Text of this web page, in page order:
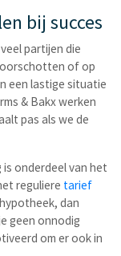
bij succes
partijen die
of op
een lastige situatie
& Bakx werken
pas als we de
is onderdeel van het
reguliere tarief
dan
geen onnodig
om er ook in